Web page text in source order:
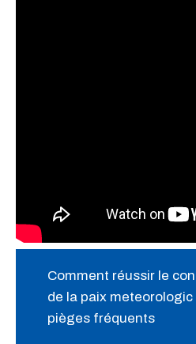
Comment réussir le
de la paix
pièges fréquents